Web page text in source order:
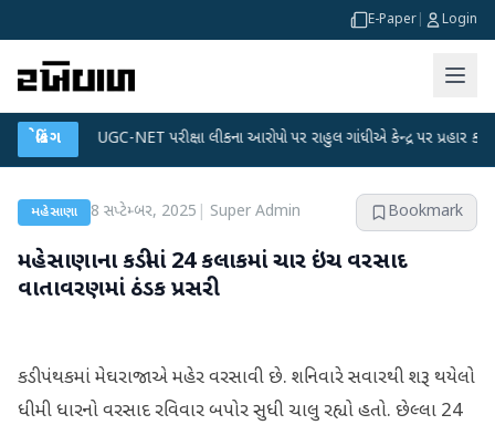
E-Paper Login
બ્રેકિંગ
● UGC-NET પરીક્ષા લીકના આરોપો પર રાહુલ ગાંધીએ કેન્દ્ર પર પ્રહાર કર્યા ●
મહેસાણા 8 સપ્ટેમ્બર, 2025 Super Admin Bookmark
મહેસાણાના કડીમાં 24 કલાકમાં ચાર ઇંચ વરસાદ
વાતાવરણમાં ઠંડક પ્રસરી
કડી પંથકમાં મેઘરાજાએ મહેર વરસાવી છે. શનિવારે સવારથી શરૂ થયેલો
ધીમી ધારનો વરસાદ રવિવાર બપોર સુધી ચાલુ રહ્યો હતો. છેલ્લા 24